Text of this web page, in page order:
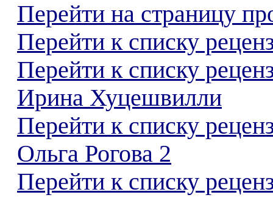
Перейти на страницу
Перейти к списку
Перейти к списку
Ирина Хуцешвилли
Перейти к списку
Ольга Рогова 2
Перейти к списку